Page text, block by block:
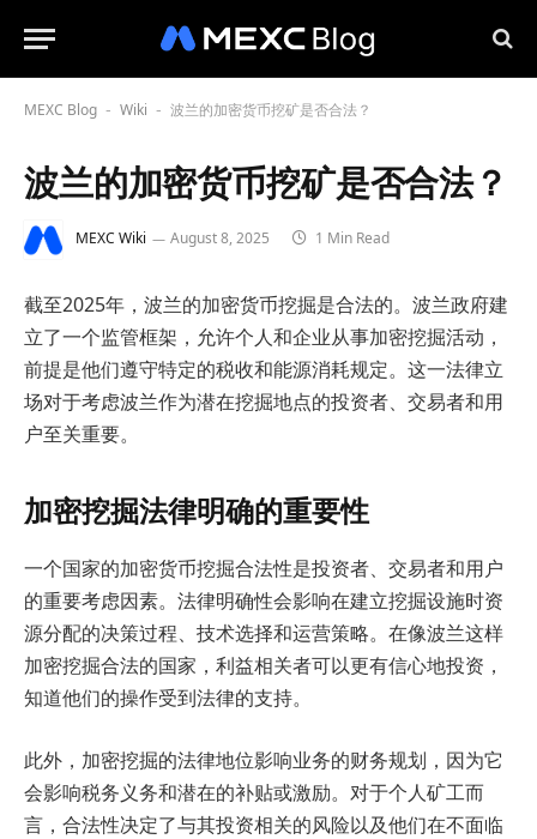
MEXC Blog - Wiki - 波兰的加密货币挖矿是否合法？
波兰的加密货币挖矿是否合法？
MEXC Wiki August 8, 2025 1 Min Read
截至2025年，波兰的加密货币挖掘是合法的。波兰政府建
立了一个监管框架，允许个人和企业从事加密挖掘活动，
前提是他们遵守特定的税收和能源消耗规定。这一法律立
场对于考虑波兰作为潜在挖掘地点的投资者、交易者和用
户至关重要。
加密挖掘法律明确的重要性
一个国家的加密货币挖掘合法性是投资者、交易者和用户
的重要考虑因素。法律明确性会影响在建立挖掘设施时资
源分配的决策过程、技术选择和运营策略。在像波兰这样
加密挖掘合法的国家，利益相关者可以更有信心地投资，
知道他们的操作受到法律的支持。
此外，加密挖掘的法律地位影响业务的财务规划，因为它
会影响税务义务和潜在的补贴或激励。对于个人矿工而
言，合法性决定了与其投资相关的风险以及他们在不面临